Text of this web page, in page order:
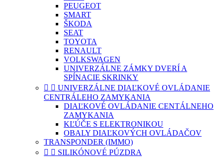
PEUGEOT
SMART
ŠKODA
SEAT
TOYOTA
RENAULT
VOLKSWAGEN
UNIVERZÁLNE ZÁMKY DVERÍ A
SPÍNACIE SKRINKY
  UNIVERZÁLNE DIAĽKOVÉ OVLÁDANIE
CENTRÁLEHO ZAMYKANIA
DIAĽKOVÉ OVLÁDANIE CENTÁLNEHO
ZAMYKANIA
KĽÚČE S ELEKTRONIKOU
OBALY DIAĽKOVÝCH OVLÁDAČOV
TRANSPONDER (IMMO)
  SILIKÓNOVÉ PÚZDRA